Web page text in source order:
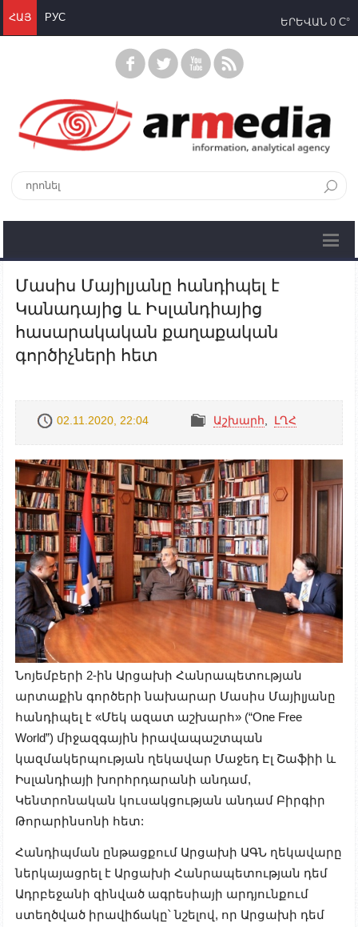
ՀԱՅ РУС ԵՐԵՎԱՆ 0 C°
Մասիս Մայիլյանը հանդիպել է
Կանադայից և Իսլանդիայից
հասարակական քաղաքական
գործիչների հետ
02.11.2020, 22:04 Աշխարհ ԼՂՀ
Նոյեմբերի 2-ին Արցախի Հանրապետության
արտաքին գործերի նախարար Մասիս Մայիլյանը
հանդիպել է «Մեկ ազատ աշխարհ» (“One Free
World”) միջազգային իրավապաշտպան
կազմակերպության ղեկավար Մաջեդ Էլ Շաֆիի և
Իսլանդիայի խորհրդարանի անդամ,
Կենտրոնական կուսակցության անդամ Բիրգիր
Թորարինսոնի հետ:
Հանդիպման ընթացքում Արցախի ԱԳՆ ղեկավարը
ներկայացրել է Արցախի Հանրապետության դեմ
Ադրբեջանի զինված ագրեսիայի արդյունքում
ստեղծված իրավիճակը՝ նշելով, որ Արցախի դեմ